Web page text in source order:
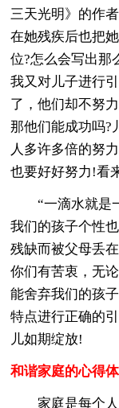
三天光明》的作
在她残疾后也把
位?怎么会写出那
我又对儿子进行
了，他们却不努
那他们能成功吗?
人多许多倍的努
也要好好努力!看
“一滴水就是一
我们的孩子个性
残缺而被父母丢
你们有苦衷，无
能舍弃我们的孩
特点进行正确的
儿如期绽放!
和谐家庭的心得
家庭是每个人